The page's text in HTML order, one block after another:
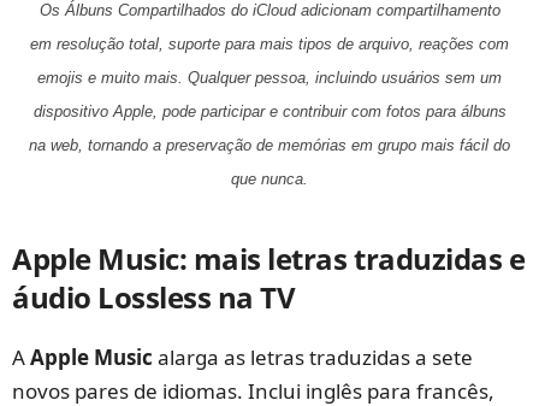
Os Álbuns Compartilhados do iCloud adicionam compartilhamento
em resolução total, suporte para mais tipos de arquivo, reações com
emojis e muito mais. Qualquer pessoa, incluindo usuários sem um
dispositivo Apple, pode participar e contribuir com fotos para álbuns
na web, tornando a preservação de memórias em grupo mais fácil do
que nunca.
Apple Music: mais letras traduzidas e
áudio Lossless na TV
AApple Music alarga as letras traduzidas a sete
novos pares de idiomas. Inclui inglês para francês,